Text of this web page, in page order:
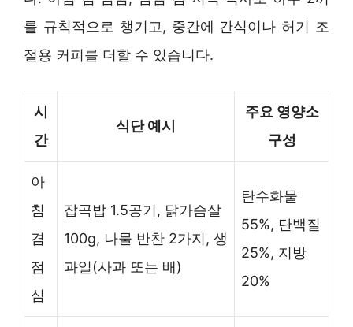
를 규칙적으로 챙기고, 중간에 간식이나 허기 조
절용 커피를 더할 수 있습니다.
시
간
식단 예시
주요 영양소
구성
아
침
겸
점
심
잡곡밥 1.5공기, 닭가슴살
100g, 나물 반찬 2가지, 생
과일(사과 또는 배)
탄수화물
55%, 단백질
25%, 지방
20%